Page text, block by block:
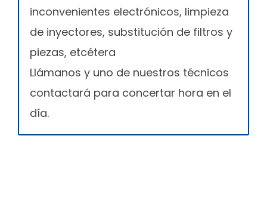
inconvenientes electrónicos, limpieza
de inyectores, substitución de filtros y
piezas, etcétera
Llámanos y uno de nuestros técnicos
contactará para concertar hora en el
día.